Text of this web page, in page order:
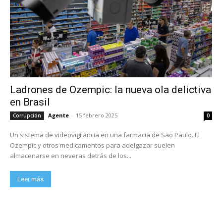
Ladrones de Ozempic: la nueva ola delictiva
en Brasil
Corrupción Agente - 15 febrero 2025 0
Un sistema de videovigilancia en una farmacia de São Paulo. El
Ozempic y otros medicamentos para adelgazar suelen
almacenarse en neveras detrás de los...
Leer más